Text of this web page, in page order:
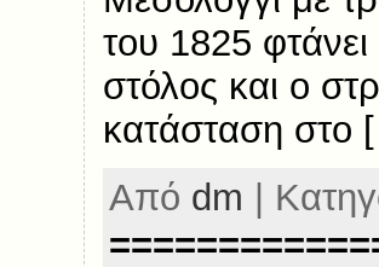
του 1825
στόλος και ο
κατάσταση στο
Από dm |